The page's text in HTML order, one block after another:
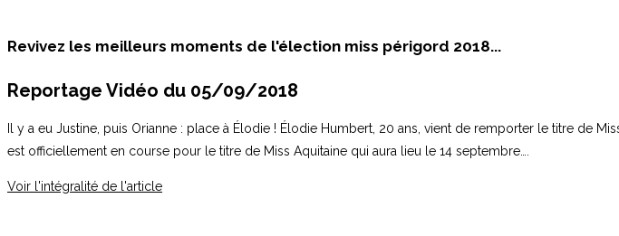
Revivez les meilleurs moments de l'élection miss périgord 2018...
Reportage Vidéo du 05/09/2018
Il y a eu Justine, puis Orianne : place à Élodie ! Élodie Humbert, 20 ans, vient de remporter le titre de
est officiellement en course pour le titre de Miss Aquitaine qui aura lieu le 14 septembre….
Voir l'intégralité de l'article